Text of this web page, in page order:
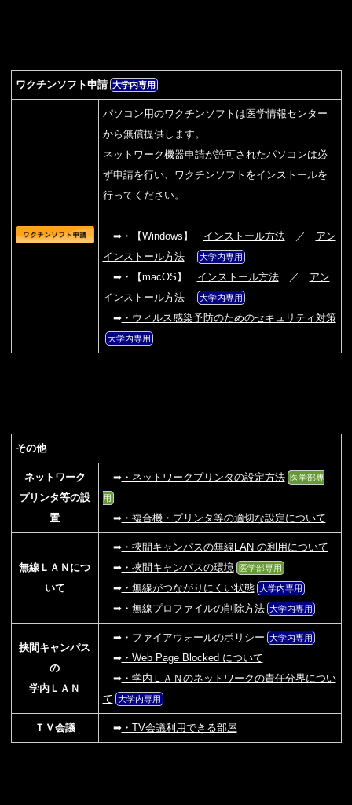
ワクチンソフト申請 大学内専用
パソコン用のワクチンソフトは医学情報センター
から無償提供します。
ネットワーク機器申請が許可されたパソコンは必
ず申請を行い、ワクチンソフトをインストールを
行ってください。
➡・【Windows】 インストール方法／ アン
インストール方法
大学内専用
➡・【macOS】 インストール方法／ アン
インストール方法
大学内専用
➡・ウィルス感染予防のためのセキュリティ対策
大学内専用
その他
ネットワーク
プリンタ等の設
置
➡・ネットワークプリンタの設定方法 医学部専
用
➡・複合機・プリンタ等の適切な設定について
無線ＬＡＮにつ
いて
➡・挾間キャンパスの無線LAN の利用について
➡・挾間キャンパスの環境 医学部専用
➡・無線がつながりにくい状態 大学内専用
➡・無線プロファイルの削除方法 大学内専用
挟間キャンパス
の
学内ＬＡＮ
➡・ファイアウォールのポリシー 大学内専用
➡・Web Page Blocked について
➡・学内ＬＡＮのネットワークの責任分界につい
て 大学内専用
ＴＶ会議 ➡・TV会議利用できる部屋